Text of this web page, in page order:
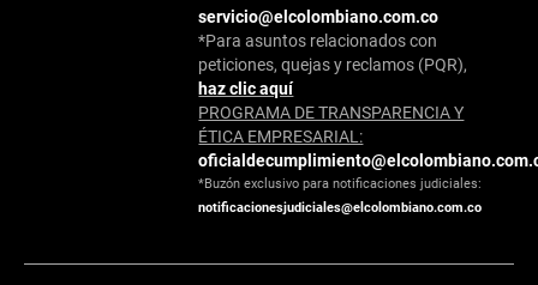
servicio@elcolombiano.com.co
*Para asuntos relacionados con
peticiones, quejas y reclamos (PQR),
haz clic aquí
PROGRAMA DE TRANSPARENCIA Y
ÉTICA EMPRESARIAL:
*Buzón exclusivo para notificaciones judiciales:
notificacionesjudiciales@elcolombiano.com.co